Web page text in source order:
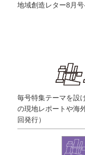
地域創造レター8月
毎号特集テーマを設
の現地レポートや海
回発行）